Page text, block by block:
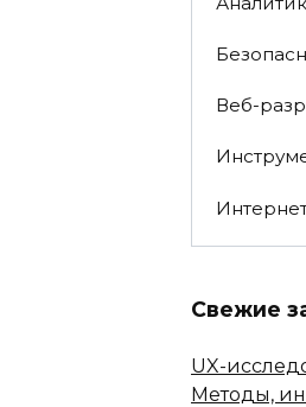
Веб-
Свежие
UX-
Методы,